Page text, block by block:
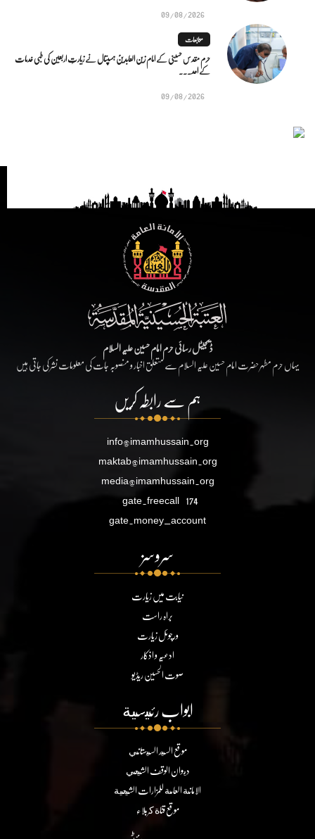
09/08/2026
متابعات
حرم مقدس حسینی کے امام زین العابدینؑ ہسپتال نے زیارتِ اربعین کی طبی خدمات
کے اعد...
09/08/2026
ڈیجیٹل رسائی حرم امام حسین علیہ السلام
یہاں حرم مطہر حضرت امام حسین علیہ السلام سے متعلق اخبار و منصوبہ جات کی معلومات نشر کی جاتی ہیں
ہم سے رابطہ کریں
info@imamhussain.org
maktab@imamhussain.org
media@imamhussain.org
gate.freecall 174
gate.money_account
سروسز
نیابت میں زیارت
براہ راست
ورچوئل زیارت
ادعیہ و اذکار
صوت الحسین ریڈیو
ابواب رئيسية
موقع السيد السيستاني
ديوان الوقف الشيعي
الامانة العامة للمزارات الشيعية
موقع قناة كربلاء